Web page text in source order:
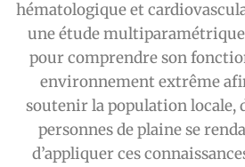
hématologique et
une étude multiparam
pour comprendre son
environnement extrême
soutenir la population locale,
personnes de plaine se
d’appliquer ces